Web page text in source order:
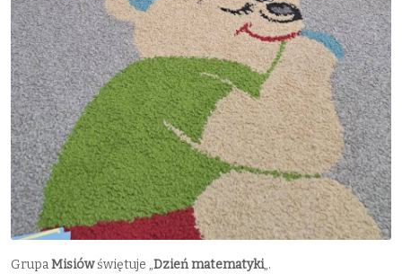
GrupaMisiówświętuje „Dzień matematyki„.